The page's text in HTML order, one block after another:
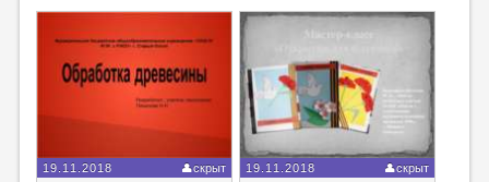
19.11.2018 скрыт 19.11.2018 скрыт